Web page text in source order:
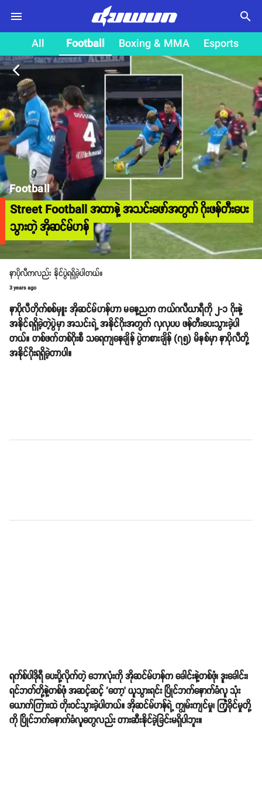
search
All Football Boxing & MMA Esports
arrow_back_ios
Football
Street Football အထာနဲ့ အသင်းဖော်အတွက် ဂိုးဖန်တီးပေး
သွားတဲ့ အိုဆင်မ်ဟန်
နာပိုလီကလည်း နိုင်ပွဲရရှိခဲ့ပါတယ်။
3 years ago
နာပိုလီတိုက်စစ်မှူး အိုဆင်မ်ဟန်ဟာ မနေ့ညက ကယ်ဂလီယာရီကို ၂-၁ ဂိုးနဲ့
အနိုင်ရရှိခဲ့တဲ့ပွဲမှာ အသင်းရဲ့ အနိုင်ဂိုးအတွက် လှလှပပ ဖန်တီးပေးသွားခဲ့ပါ
တယ်။ တစ်ဖက်တစ်ဂိုးစီ သရေကျနေချိန် ပွဲကစားချိန် (၇၅) မိနစ်မှာ နာပိုလီတို့
အနိုင်ဂိုးရရှိခဲ့တာပါ။
ရက်စ်ပါဒိုရီ ပေးပို့လိုက်တဲ့ ဘောလုံးကို အိုဆင်မ်ဟန်က ခေါင်းနဲ့တစ်ဖုံ၊ ဒူးခေါင်း၊
ရင်ဘတ်တို့နဲ့တစ်ဖုံ အဆင့်ဆင့် ‘တော့’ ယူသွားရင်း ပြိုင်ဘက်နောက်ခံလူ သုံး
ယောက်ကြားထဲ တိုးဝင်သွားခဲ့ပါတယ်။ အိုဆင်မ်ဟန်ရဲ့ ကျွမ်းကျင်မှု၊ ကြံ့ခိုင်မှုတို့
ကို ပြိုင်ဘက်နောက်ခံလူတွေလည်း တားဆီးနိုင်ခဲ့ခြင်းမရှိပါဘူး။